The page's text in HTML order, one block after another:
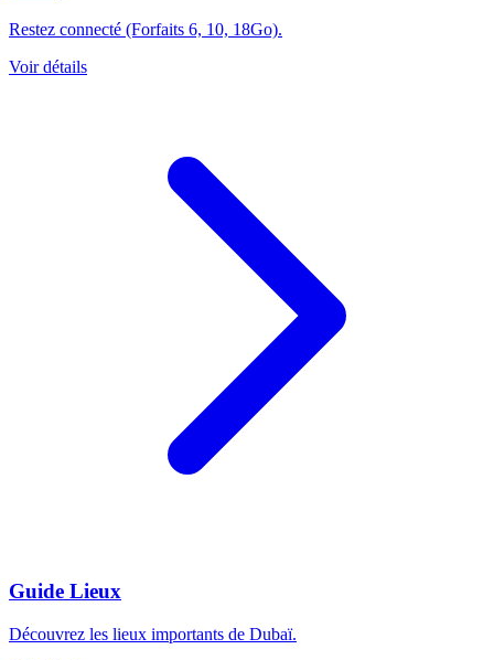
Restez connecté (Forfaits 6, 10, 18Go).
Voir détails
Guide Lieux
Découvrez les lieux importants de Dubaï.